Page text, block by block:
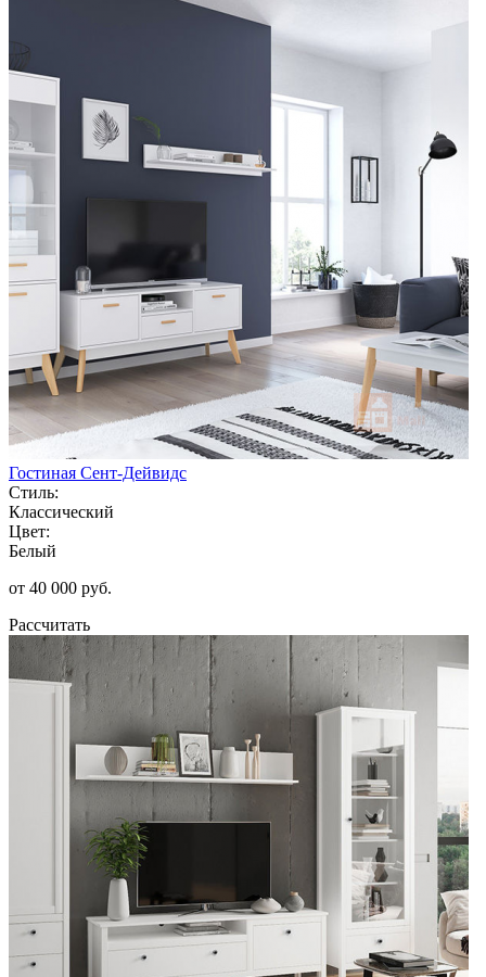
Гостиная Сент-Дейвидс
Стиль:
Классический
Цвет:
Белый
от 40 000 руб.
Рассчитать